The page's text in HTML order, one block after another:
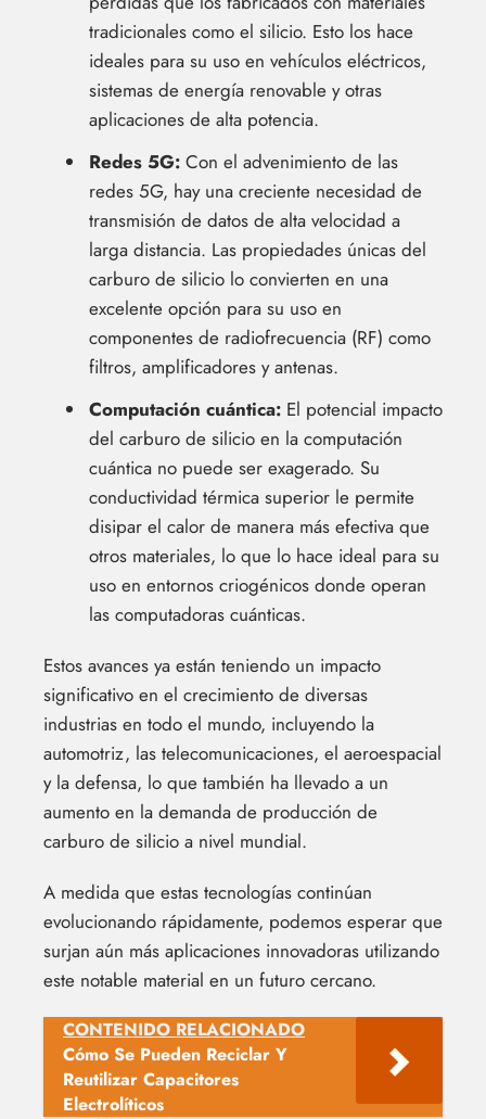
tradicionales como el silicio. Esto los hace
ideales para su uso en vehículos eléctricos,
sistemas de energía renovable y otras
aplicaciones de alta potencia.
Redes 5G: Con el advenimiento de las
redes 5G, hay una creciente necesidad de
transmisión de datos de alta velocidad a
larga distancia. Las propiedades únicas del
carburo de silicio lo convierten en una
excelente opción para su uso en
componentes de radiofrecuencia (RF) como
filtros, amplificadores y antenas.
Computación cuántica: El potencial impacto
del carburo de silicio en la computación
cuántica no puede ser exagerado. Su
conductividad térmica superior le permite
disipar el calor de manera más efectiva que
otros materiales, lo que lo hace ideal para su
uso en entornos criogénicos donde operan
las computadoras cuánticas.
Estos avances ya están teniendo un impacto
significativo en el crecimiento de diversas
industrias en todo el mundo, incluyendo la
automotriz, las telecomunicaciones, el aeroespacial
y la defensa, lo que también ha llevado a un
aumento en la demanda de producción de
carburo de silicio a nivel mundial.
A medida que estas tecnologías continúan
evolucionando rápidamente, podemos esperar que
surjan aún más aplicaciones innovadoras utilizando
este notable material en un futuro cercano.
CONTENIDO RELACIONADO
Cómo Se Pueden Reciclar Y
Reutilizar Capacitores
Electrolíticos